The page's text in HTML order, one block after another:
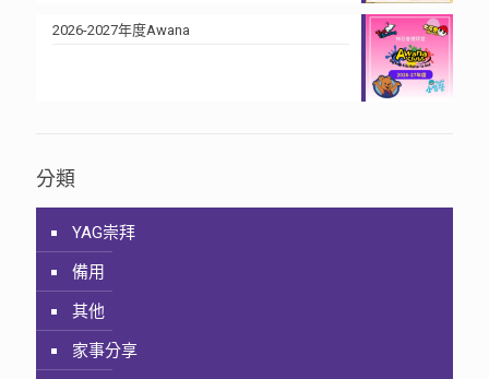
2026-2027年度Awana
分類
YAG崇拜
備用
其他
家事分享